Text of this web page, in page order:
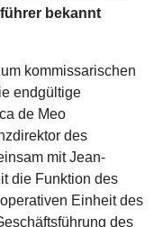
bekannt
kommissarischen
endgültige
de Meo
des
mit Jean-
die Funktion des
Einheit des
des